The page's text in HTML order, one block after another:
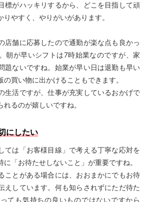
標がハッキリするから、どこを目指して頑
やすく、やりがいがあります。
店舗に応募したので通勤が楽な点も良かっ
朝が早いシフトは7時始業なのですが、家
題ないですね。始業が早い日は退勤も早い
買い物に出かけることもできます。
生活ですが、仕事が充実しているおかげで
るのが嬉しいですね。
にしたい
ては「お客様目線」で考える丁寧な応対を
「お待たせしないこと」が重要ですね。
ことがある場合には、おおまかにでもお待
えしています。何も知らされずにただ待た
ても気持ちの良いものではないですから